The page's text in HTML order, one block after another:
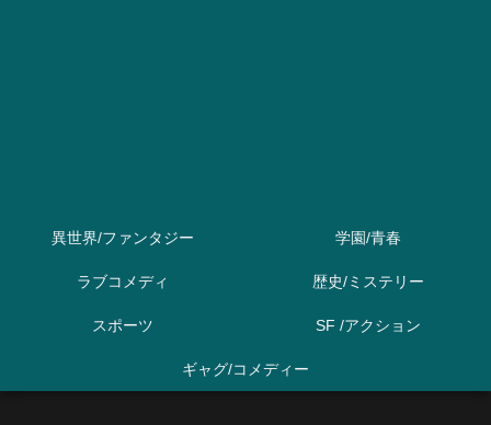
異世界/ファンタジー 学園/青春
ラブコメディ 歴史/ミステリー
スポーツ SF /アクション
ギャグ/コメディー